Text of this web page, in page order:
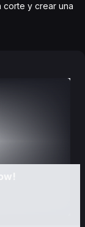
corte y crear una